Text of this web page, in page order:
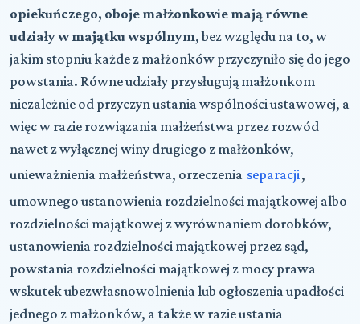
opiekuńczego, oboje małżonkowie mają równe
udziały w majątku wspólnym, bez względu na to, w
jakim stopniu każde z małżonków przyczyniło się do jego
powstania. Równe udziały przysługują małżonkom
niezależnie od przyczyn ustania wspólności ustawowej, a
więc w razie rozwiązania małżeństwa przez rozwód
nawet z wyłącznej winy drugiego z małżonków,
unieważnienia małżeństwa, orzeczenia separacji ,
umownego ustanowienia rozdzielności majątkowej albo
rozdzielności majątkowej z wyrównaniem dorobków,
ustanowienia rozdzielności majątkowej przez sąd,
powstania rozdzielności majątkowej z mocy prawa
wskutek ubezwłasnowolnienia lub ogłoszenia upadłości
jednego z małżonków, a także w razie ustania